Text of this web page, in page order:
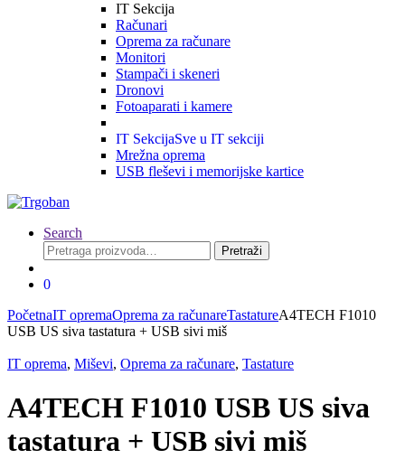
IT Sekcija
Računari
Oprema za računare
Monitori
Stampači i skeneri
Dronovi
Fotoaparati i kamere
IT SekcijaSve u IT sekciji
Mrežna oprema
USB fleševi i memorijske kartice
Search
Pretraga
za:
Pretraži
0
PočetnaIT opremaOprema za računareTastatureA4TECH F1010
USB US siva tastatura + USB sivi miš
IT oprema, Miševi, Oprema za računare, Tastature
A4TECH F1010 USB US siva
tastatura + USB sivi miš